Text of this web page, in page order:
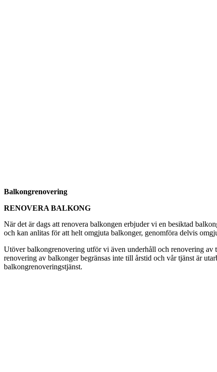
Balkongrenovering
RENOVERA BALKONG
När det är dags att renovera balkongen erbjuder vi en besiktad
och kan anlitas för att helt omgjuta balkonger, genomföra delvis
Utöver balkongrenovering utför vi även underhåll och renovering av
renovering av balkonger begränsas inte till årstid och vår tjänst är
balkongrenoveringstjänst.